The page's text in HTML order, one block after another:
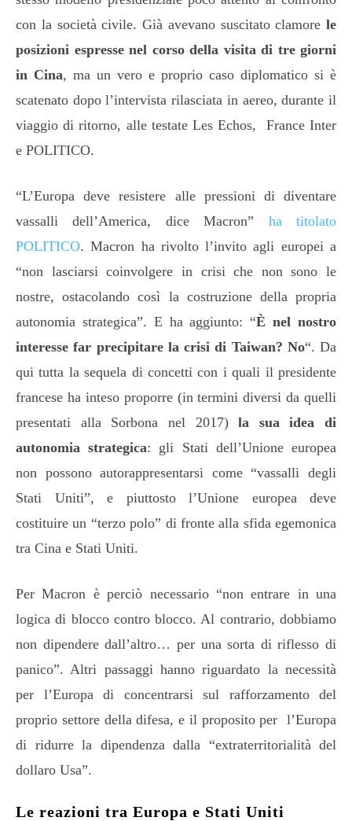
con la società civile. Già avevano suscitato clamore le
posizioni espresse nel corso della visita di tre giorni
in Cina, ma un vero e proprio caso diplomatico si è
scatenato dopo l’intervista rilasciata in aereo, durante il
viaggio di ritorno, alle testate Les Echos, France Inter
e POLITICO.
“L’Europa deve resistere alle pressioni di diventare
vassalli dell’America, dice Macron” ha titolato
POLITICO. Macron ha rivolto l’invito agli europei a
“non lasciarsi coinvolgere in crisi che non sono le
nostre, ostacolando così la costruzione della propria
autonomia strategica”. E ha aggiunto: “È nel nostro
interesse far precipitare la crisi di Taiwan? No“. Da
qui tutta la sequela di concetti con i quali il presidente
francese ha inteso proporre (in termini diversi da quelli
presentati alla Sorbona nel 2017)la sua idea di
autonomia strategica: gli Stati dell’Unione europea
non possono autorappresentarsi come “vassalli degli
Stati Uniti”, e piuttosto l’Unione europea deve
costituire un “terzo polo” di fronte alla sfida egemonica
tra Cina e Stati Uniti.
Per Macron è perciò necessario “non entrare in una
logica di blocco contro blocco. Al contrario, dobbiamo
non dipendere dall’altro… per una sorta di riflesso di
panico”. Altri passaggi hanno riguardato la necessità
per l’Europa di concentrarsi sul rafforzamento del
proprio settore della difesa, e il proposito per l’Europa
di ridurre la dipendenza dalla “extraterritorialità del
dollaro Usa”.
Le reazioni tra Europa e Stati Uniti